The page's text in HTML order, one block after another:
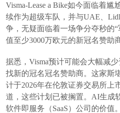
Visma-Lease a Bike如今面临着
续作为超级车队，并与UAE、
争，无疑面临着一场争分夺秒的
值至少3000万欧元的新冠名赞助
据悉，Visma预计可能会大幅减
找新的冠名冠名赞助商。这家斯
计于2026年在伦敦证券交易所上
道，这些计划已被搁置。AI生成
软件即服务（SaaS）公司的价值。